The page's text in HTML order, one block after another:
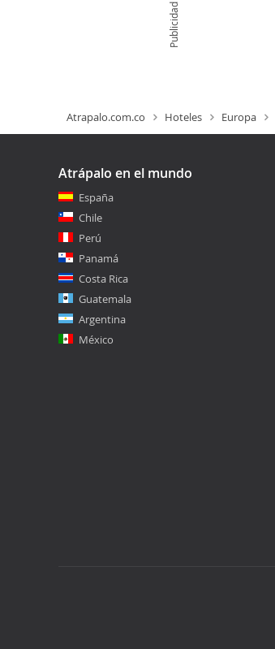
Publicidad
Atrapalo.com.co Hoteles Europa
Atrápalo en el mundo
España
Chile
Perú
Panamá
Costa Rica
Guatemala
Argentina
México